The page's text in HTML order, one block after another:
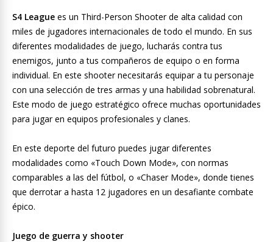
S4 League es un Third-Person Shooter de alta calidad con
miles de jugadores internacionales de todo el mundo. En sus
diferentes modalidades de juego, lucharás contra tus
enemigos, junto a tus compañeros de equipo o en forma
individual. En este shooter necesitarás equipar a tu personaje
con una selección de tres armas y una habilidad sobrenatural.
Este modo de juego estratégico ofrece muchas oportunidades
para jugar en equipos profesionales y clanes.
En este deporte del futuro puedes jugar diferentes
modalidades como «Touch Down Mode», con normas
comparables a las del fútbol, o «Chaser Mode», donde tienes
que derrotar a hasta 12 jugadores en un desafiante combate
épico.
Juego de guerra y shooter